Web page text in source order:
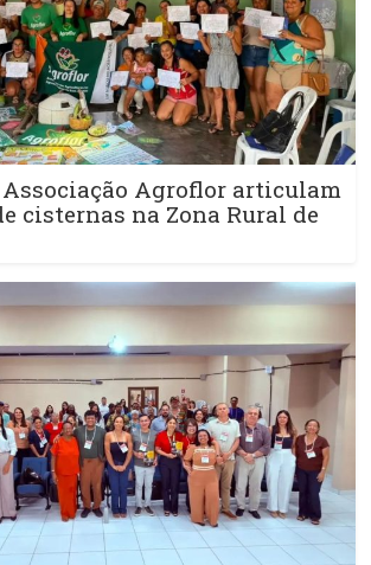
Agroflor articulam
cisternas na Zona Rural de